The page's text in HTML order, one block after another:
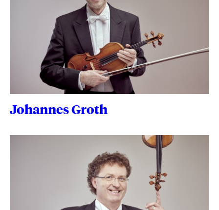
Johannes Groth